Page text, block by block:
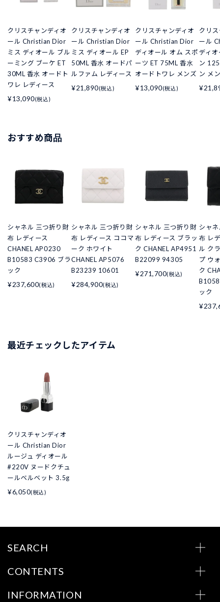
クリスチャンディオ
ール Christian Dior
ミス ディオール ブル
ーミング ブーケ ET
30ML 香水 オードト
ワレ レディース
¥13,090(税込)
クリスチャンディオ
ール Christian Dior
ミス ディオール EP
50ML 香水 オードパ
ルファム レディース
¥21,890(税込)
クリスチャンディオ
ール Christian Dior
ディオール オム スポ
ーツ ET 75ML 香水
オードトワレ メンズ
¥13,090(税込)
クリ
ール
ディ
ン
ン メ
おすすめ商品
シャネル 三つ折り財
布 レディース
CHANEL AP0230
B10583 C3906 ブラ
ック
¥237,600(税込)
シャネル 三つ折り財
布 レディース ココマ
ーク ホワイト
CHANEL AP5076
B23239 10601
¥284,900(税込)
シャネル 三つ折り財
布 レディース ブラッ
ク CHANEL AP4951
B22099 94305
¥271,700(税込)
シャ
布 レ
ル ク
プ ウ
ク
ック
最近チェックしたアイテム
クリスチャンディオ
ール Christian Dior
ルージュ ディオール
#220V ヌードクチュ
ールベルベット 3.5g
¥6,050(税込)
SEARCH
CONTENTS
INFORMATION